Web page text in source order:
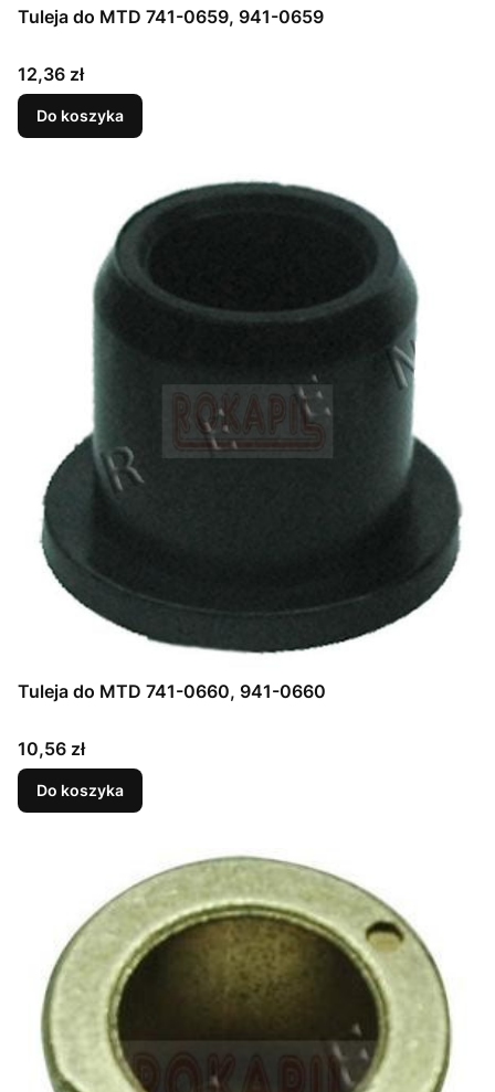
Tuleja do MTD 741-0659, 941-0659
Cena
12,36 zł
Do koszyka
Tuleja do MTD 741-0660, 941-0660
Cena
10,56 zł
Do koszyka